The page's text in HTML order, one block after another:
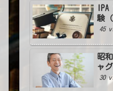
験
45
昭
ャ
30